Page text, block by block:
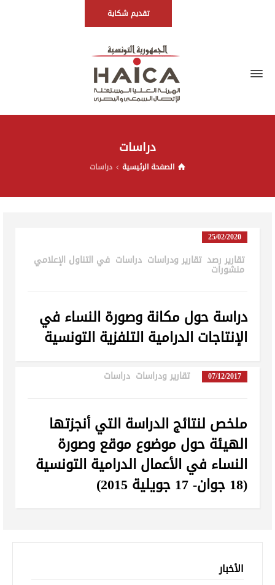
تقديم شكاية
دراسات
الصفحة الرئيسية دراسات
25/02/2020
تقارير رصد ,تقارير ودراسات دراسات في التناول الإعلامي
منشورات
دراسة حول مكانة وصورة النساء في
الإنتاجات الدرامية التلفزية التونسية
07/12/2017 تقارير ودراسات دراسات
ملخص لنتائج الدراسة التي أنجزتها
الهيئة حول موضوع موقع وصورة
النساء في الأعمال الدرامية التونسية
(18 جوان- 17 جويلية 2015)
الأخبار